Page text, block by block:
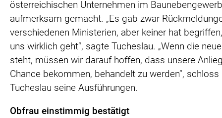
österreichischen Unternehmen im
aufmerksam gemacht. „Es gab zwar
verschiedenen Ministerien, aber keiner hat
uns wirklich geht“, sagte Tucheslau. „Wenn die
steht, müssen wir darauf hoffen, dass unsere
Chance bekommen, behandelt zu werden“, schloss
Tucheslau seine Ausführungen.
Obfrau einstimmig bestätigt